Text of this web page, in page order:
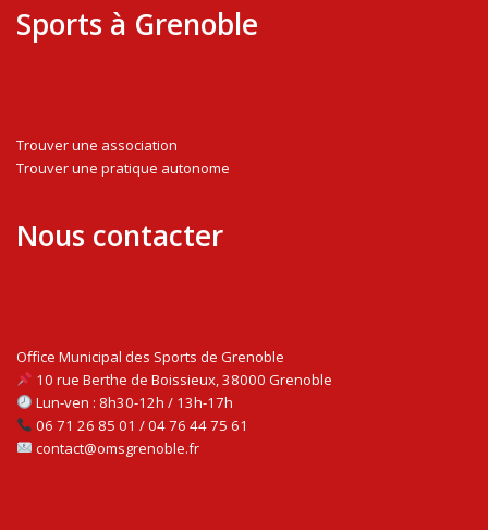
Sports à Grenoble
Trouver une association
Trouver une pratique autonome
Nous contacter
Office Municipal des Sports de Grenoble
10 rue Berthe de Boissieux, 38000 Grenoble
Lun-ven : 8h30-12h / 13h-17h
06 71 26 85 01 / 04 76 44 75 61
contact@omsgrenoble.fr